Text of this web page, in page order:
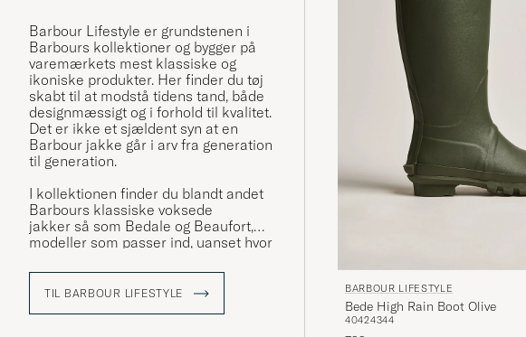
Barbour Lifestyle er grundstenen i
Barbours kollektioner og bygger på
varemærkets mest klassiske og
ikoniske produkter. Her finder du tøj
skabt til at modstå tidens tand, både
designmæssigt og i forhold til kvalitet.
Det er ikke et sjældent syn at en
Barbour jakke går i arv fra generation
til generation.
I kollektionen finder du blandt andet
Barbours klassiske voksede
jakker så som Bedale og Beaufort,
modeller som passer ind, uanset hvor
jagt eller ude og gå en tur i storbyen.
TIL BARBOUR LIFESTYLE BARBOUR LIFESTYLE
Bede High Rain Boot Olive
40424344